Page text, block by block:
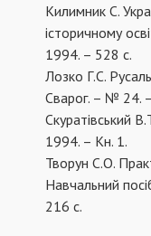
Килимник С.
історичному
1994. – 528 с.
Лозко Г.С.
Сварог. – № 24.
Скуратівський
1994. – Кн. 1.
Творун С.О.
Навчальний
216 с.